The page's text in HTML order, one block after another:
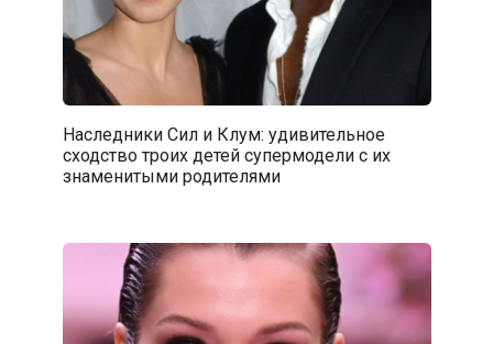
Наследники Сил и Клум: удивительное
сходство троих детей супермодели с их
знаменитыми родителями